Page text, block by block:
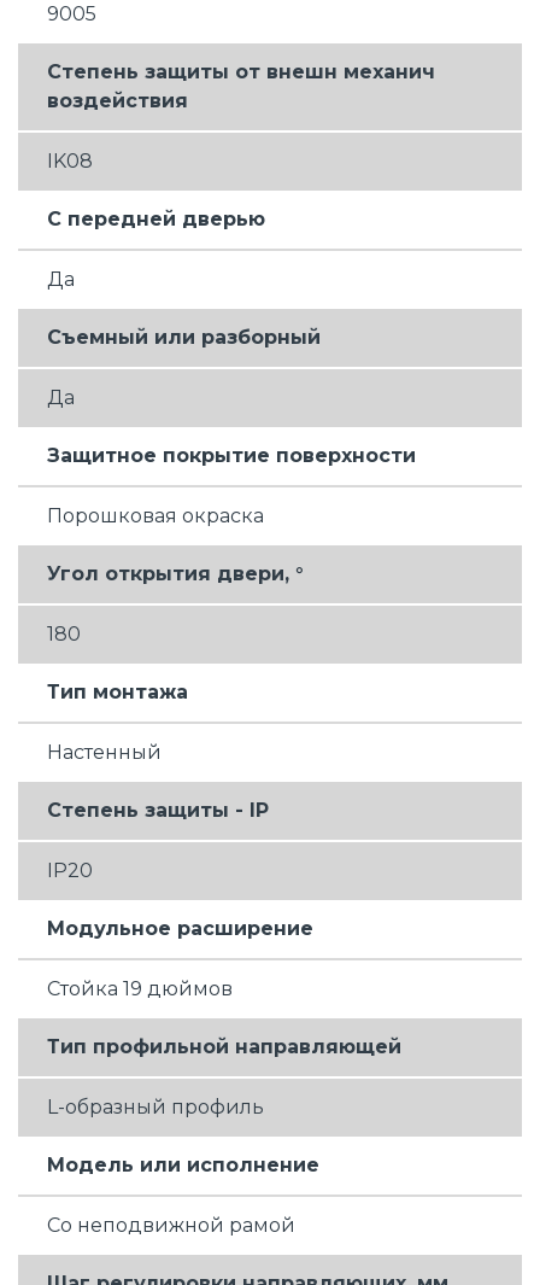
9005
Степень защиты от внешн механич
воздействия
IK08
С передней дверью
Да
Съемный или разборный
Да
Защитное покрытие поверхности
Порошковая окраска
Угол открытия двери, °
180
Тип монтажа
Настенный
Степень защиты - IP
IP20
Модульное расширение
Стойка 19 дюймов
Тип профильной направляющей
L-образный профиль
Модель или исполнение
Со неподвижной рамой